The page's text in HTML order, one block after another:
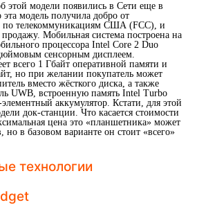
этой модели появились в Сети еще в
модель получила добро от
по телекоммуникациям США (FCC), и
Мобильная система построена на
процессора Intel Core 2 Duo
сенсорным дисплеем.
всего 1 Гбайт оперативной памяти и
но при желании покупатель может
вместо жёсткого диска, а также
UWB, встроенную память Intel Turbo
аккумулятор. Кстати, для этой
док-станции. Что касается стоимости
цена это «планшетника» может
но в базовом варианте он стоит «всего»
технологии